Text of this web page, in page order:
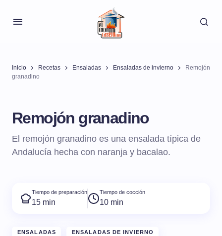
Inicio Recetas Ensaladas Ensaladas de invierno
Remojón
granadino
Remojón granadino
El remojón granadino es una ensalada típica de
Andalucía hecha con naranja y bacalao.
Tiempo de preparación
15 min
Tiempo de cocción
10 min
ENSALADAS ENSALADAS DE INVIERNO